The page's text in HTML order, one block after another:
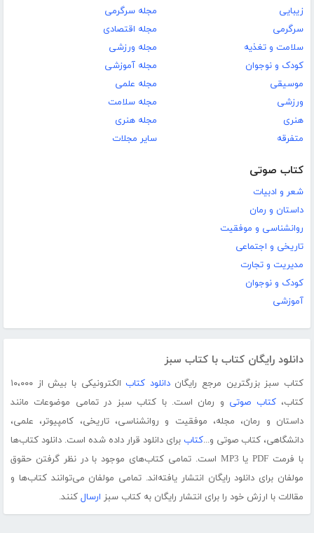
زیبایی
سرگرمی
سلامت و تغذیه
کودک و نوجوان
موسیقی
ورزشی
هنری
متفرقه
مجله سرگرمی
مجله اقتصادی
مجله ورزشی
مجله آموزشی
مجله علمی
مجله سلامت
مجله هنری
سایر مجلات
کتاب صوتی
شعر و ادبیات
داستان و رمان
روانشناسی و موفقیت
تاریخی و اجتماعی
مدیریت و تجارت
کودک و نوجوان
آموزشی
دانلود رایگان کتاب با کتاب سبز
کتاب سبز بزرگترین مرجع رایگاندانلود کتاب
الکترونیکی با بیش از ۱۰،۰۰۰
کتاب،کتاب صوتی و رمان است. با کتاب سبز در تمامی موضوعات مانند
داستان و رمان، مجله، موفقیت و روانشناسی، تاریخی، کامپیوتر، علمی،
دانشگاهی، کتاب صوتی و...کتاب برای دانلود قرار داده شده است. دانلود کتاب‌ها
با فرمت PDF یا MP3 است. تمامی کتاب‌های موجود با در نظر گرفتن حقوق
مولفان برای دانلود رایگان انتشار یافته‌اند. تمامی مولفان می‌توانند کتاب‌ها و
مقالات با ارزش خود را برای انتشار رایگان به کتاب سبز ارسال کنند.